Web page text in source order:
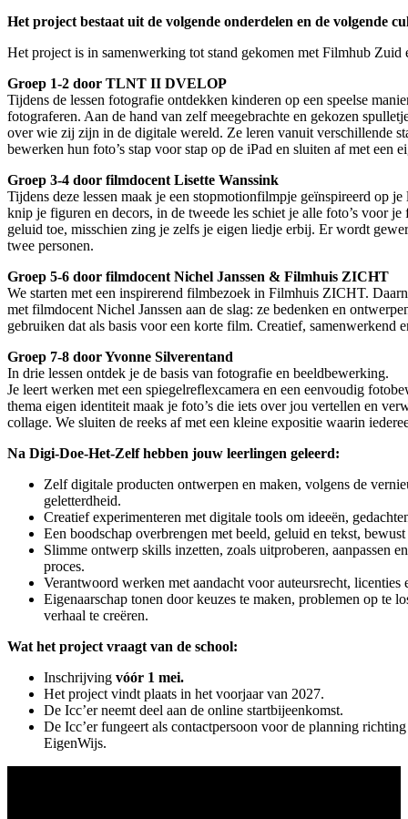
Het project bestaat uit de volgende onderdelen en de volgende
Het project is in samenwerking tot stand gekomen met Filmhub
Groep 1-2 door TLNT II DVELOP
Tijdens de lessen fotografie ontdekken kinderen op een speelse
fotograferen. Aan de hand van zelf meegebrachte en gekozen
over wie zij zijn in de digitale wereld. Ze leren vanuit verschillende
bewerken hun foto’s stap voor stap op de iPad en sluiten af met een
Groep 3-4 door filmdocent Lisette Wanssink
Tijdens deze lessen maak je een stopmotionfilmpje geïnspireerd op
knip je figuren en decors, in de tweede les schiet je alle foto’s voor
geluid toe, misschien zing je zelfs je eigen liedje erbij. Er wordt
twee personen.
Groep 5-6 door filmdocent Nichel Janssen & Filmhuis ZICHT
We starten met een inspirerend filmbezoek in Filmhuis ZICHT.
met filmdocent Nichel Janssen aan de slag: ze bedenken en
gebruiken dat als basis voor een korte film. Creatief, samenwerkend
Groep 7-8 door Yvonne Silverentand
In drie lessen ontdek je de basis van fotografie en beeldbewerking.
Je leert werken met een spiegelreflexcamera en een eenvoudig
thema eigen identiteit maak je foto’s die iets over jou vertellen en
collage. We sluiten de reeks af met een kleine expositie waarin
Na Digi-Doe-Het-Zelf hebben jouw leerlingen geleerd:
Zelf digitale producten ontwerpen en maken, volgens de
geletterdheid.
Creatief experimenteren met digitale tools om ideeën,
Een boodschap overbrengen met beeld, geluid en tekst,
Slimme ontwerp skills inzetten, zoals uitproberen, aanpassen
proces.
Verantwoord werken met aandacht voor auteursrecht, licenties
Eigenaarschap tonen door keuzes te maken, problemen op te
verhaal te creëren.
Wat het project vraagt van de school:
Inschrijving vóór 1 mei.
Het project vindt plaats in het voorjaar van 2027.
De Icc’er neemt deel aan de online startbijeenkomst.
De Icc’er fungeert als contactpersoon voor de planning
EigenWijs.